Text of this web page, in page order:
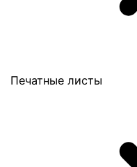
Печатные листы